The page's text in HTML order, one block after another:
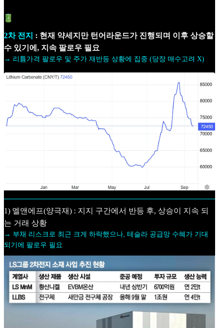
2차 전지 : 현재 약세지만 턴어라운드가 진행되며 이후 상승할
수 있기에, 지속 팔로우 필요
→ 리튬가격 팔로우 및 주가 재반등 상황에 집중 (당장 매수고려 X)
1) 엘앤에프(양극재) : 지지 구간에서 반등 후, 상승이 지속 되
는 거래 상황
→ 부채 리스크로 최근 크게 하락했으나, 테슬라 공급망 수혜가 기대
되기에 팔로우 필요